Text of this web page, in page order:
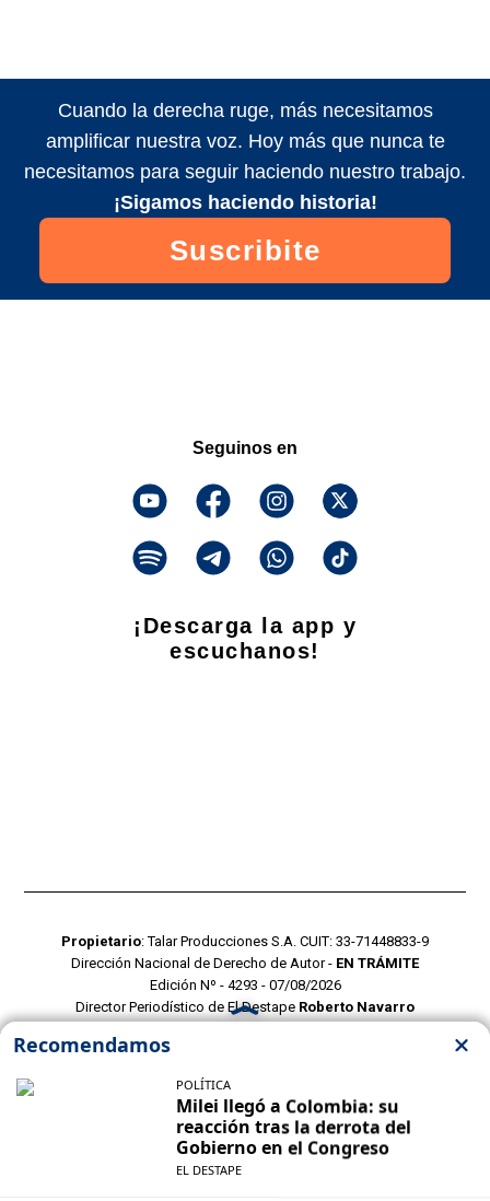
Cuando la derecha ruge, más necesitamos
amplificar nuestra voz. Hoy más que nunca te
necesitamos para seguir haciendo nuestro trabajo.
¡Sigamos haciendo historia!
Suscribite
Seguinos en
¡Descarga la app y
escuchanos!
Propietario: Talar Producciones S.A. CUIT: 33-71448833-9
Dirección Nacional de Derecho de Autor - EN TRÁMITE
Edición Nº - 4293 - 07/08/2026
Director Periodístico de El Destape Roberto Navarro
POLITICAS DE PRIVACIDAD
CONTACTO COMERCIAL
CONTACTO EDITORIAL